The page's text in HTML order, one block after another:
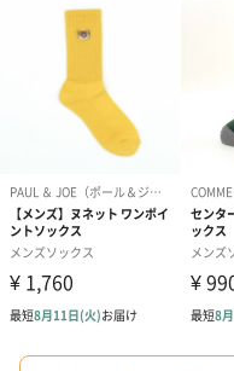
ダンボール装飾（ひま
わり）（720円）
お渡し用の紙袋です。
商品に合わせたサイズをお